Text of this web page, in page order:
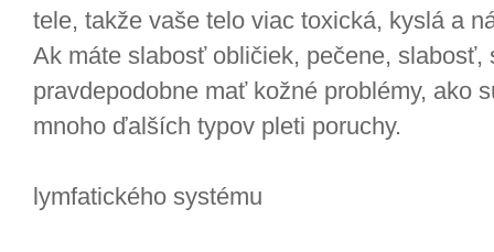
tele, takže vaše telo viac toxická, kyslá a
Ak máte slabosť obličiek, pečene,
pravdepodobne mať kožné problémy, ako
mnoho ďalších typov pleti poruchy.
lymfatického systému